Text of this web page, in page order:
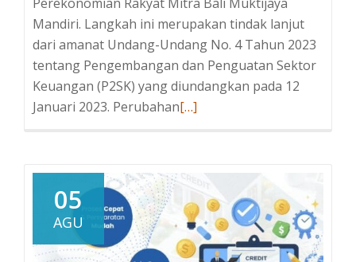
Mandiri. Langkah ini merupakan tindak lanjut
dari amanat Undang-Undang No. 4 Tahun 2023
tentang Pengembangan dan Penguatan Sektor
Keuangan (P2SK) yang diundangkan pada 12
Januari 2023. PerubahanBaca
Nomenklatur
PT.
BPR
Mitra
Bali
[…]
05
AGU